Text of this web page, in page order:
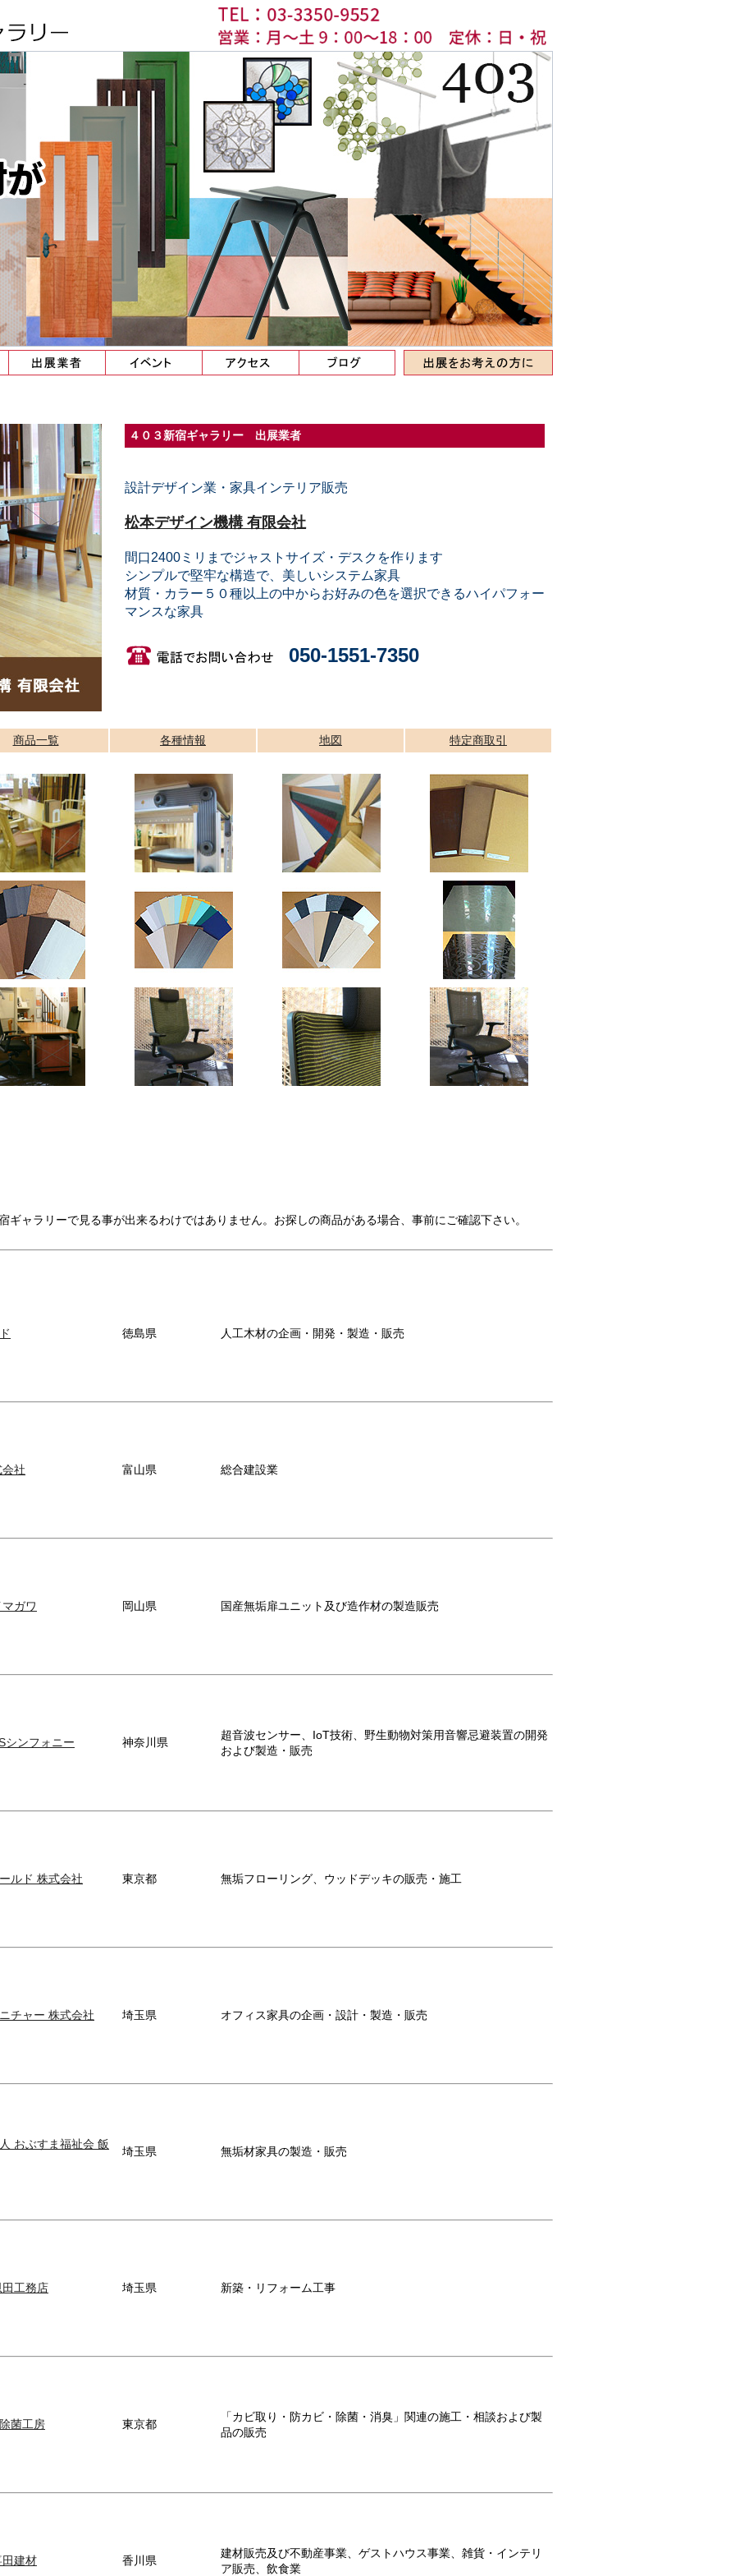
４０３新宿ギャラリー 出展業者
設計デザイン業・家具インテリア販売
松本デザイン機構 有限会社
間口2400ミリまでジャストサイズ・デスクを作ります
シンプルで堅牢な構造で、美しいシステム家具
材質・カラー５０種以上の中からお好みの色を選択できるハイパフォー
マンスな家具
050-1551-7350
商品一覧 各種情報 地図 特定商取引
ギャラリーで見る事が出来るわけではありません。お探しの商品がある場合、事前にご確認下さい。
徳島県 人工木材の企画・開発・製造・販売
社 富山県 総合建設業
ガワ 岡山県 国産無垢扉ユニット及び造作材の製造販売
シンフォニー 神奈川県
超音波センサー、IoT技術、野生動物対策用音響忌避装置の開発
および製造・販売
ルド 株式会社 東京都 無垢フローリング、ウッドデッキの販売・施工
チャー 株式会社 埼玉県 オフィス家具の企画・設計・製造・販売
おぶすま福祉会 飯
埼玉県 無垢材家具の製造・販売
工務店 埼玉県 新築・リフォーム工事
菌工房 東京都
「カビ取り・防カビ・除菌・消臭」関連の施工・相談および製
品の販売
建材 香川県
建材販売及び不動産事業、ゲストハウス事業、雑貨・インテリ
ア販売、飲食業